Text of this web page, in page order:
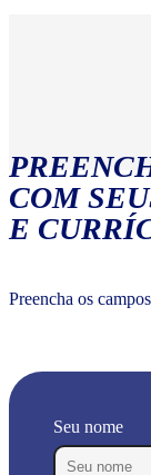
COM
E
Preencha os
Seu nome